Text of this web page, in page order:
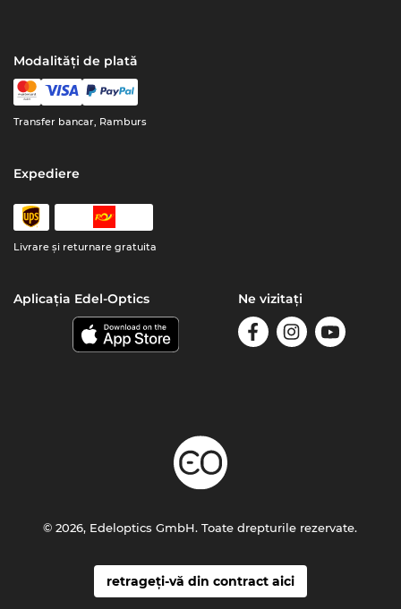
Modalități de plată
Transfer bancar, Ramburs
Expediere
Livrare şi returnare gratuita
Aplicația Edel-Optics Ne vizitați
retrageți-vă din contract aici
© 2026, Edeloptics GmbH. Toate drepturile rezervate.